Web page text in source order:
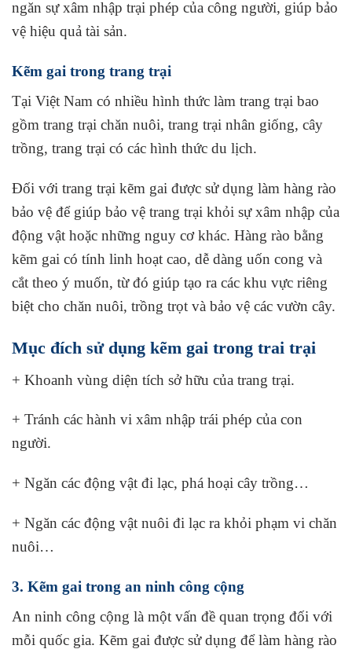
ngăn sự xâm nhập trại phép của công người, giúp bảo
vệ hiệu quả tài sản.
Kẽm gai trong trang trại
Tại Việt Nam có nhiều hình thức làm trang trại bao
gồm trang trại chăn nuôi, trang trại nhân giống, cây
trồng, trang trại có các hình thức du lịch.
Đối với trang trại kẽm gai được sử dụng làm hàng rào
bảo vệ để giúp bảo vệ trang trại khỏi sự xâm nhập của
động vật hoặc những nguy cơ khác. Hàng rào bằng
kẽm gai có tính linh hoạt cao, dễ dàng uốn cong và
cắt theo ý muốn, từ đó giúp tạo ra các khu vực riêng
biệt cho chăn nuôi, trồng trọt và bảo vệ các vườn cây.
Mục đích sử dụng kẽm gai trong trai trại
+ Khoanh vùng diện tích sở hữu của trang trại.
+ Tránh các hành vi xâm nhập trái phép của con
người.
+ Ngăn các động vật đi lạc, phá hoại cây trồng…
+ Ngăn các động vật nuôi đi lạc ra khỏi phạm vi chăn
nuôi…
3. Kẽm gai trong an ninh công cộng
An ninh công cộng là một vấn đề quan trọng đối với
mỗi quốc gia. Kẽm gai được sử dụng để làm hàng rào